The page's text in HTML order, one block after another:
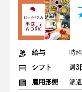
給与
時
シフト
週3
雇用形態
派